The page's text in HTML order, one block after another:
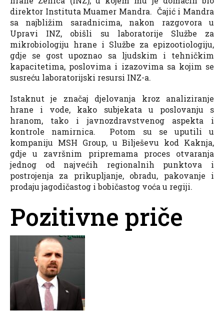
direktor Instituta Muamer Mandra. Čajić i Mandra
sa najbližim saradnicima, nakon razgovora u
Upravi INZ, obišli su laboratorije Službe za
mikrobiologiju hrane i Službe za epizootiologiju,
gdje se gost upoznao sa ljudskim i tehničkim
kapacitetima, poslovima i izazovima sa kojim se
susreću laboratorijski resursi INZ-a.
Istaknut je značaj djelovanja kroz analiziranje
hrane i vode, kako subjekata u poslovanju s
hranom, tako i javnozdravstvenog aspekta i
kontrole namirnica. Potom su se uputili u
kompaniju MSH Group, u Bilješevu kod Kaknja,
gdje u završnim pripremama proces otvaranja
jednog od najvećih regionalnih punktova i
postrojenja za prikupljanje, obradu, pakovanje i
prodaju jagodičastog i bobičastog voća u regiji.
Pozitivne priče